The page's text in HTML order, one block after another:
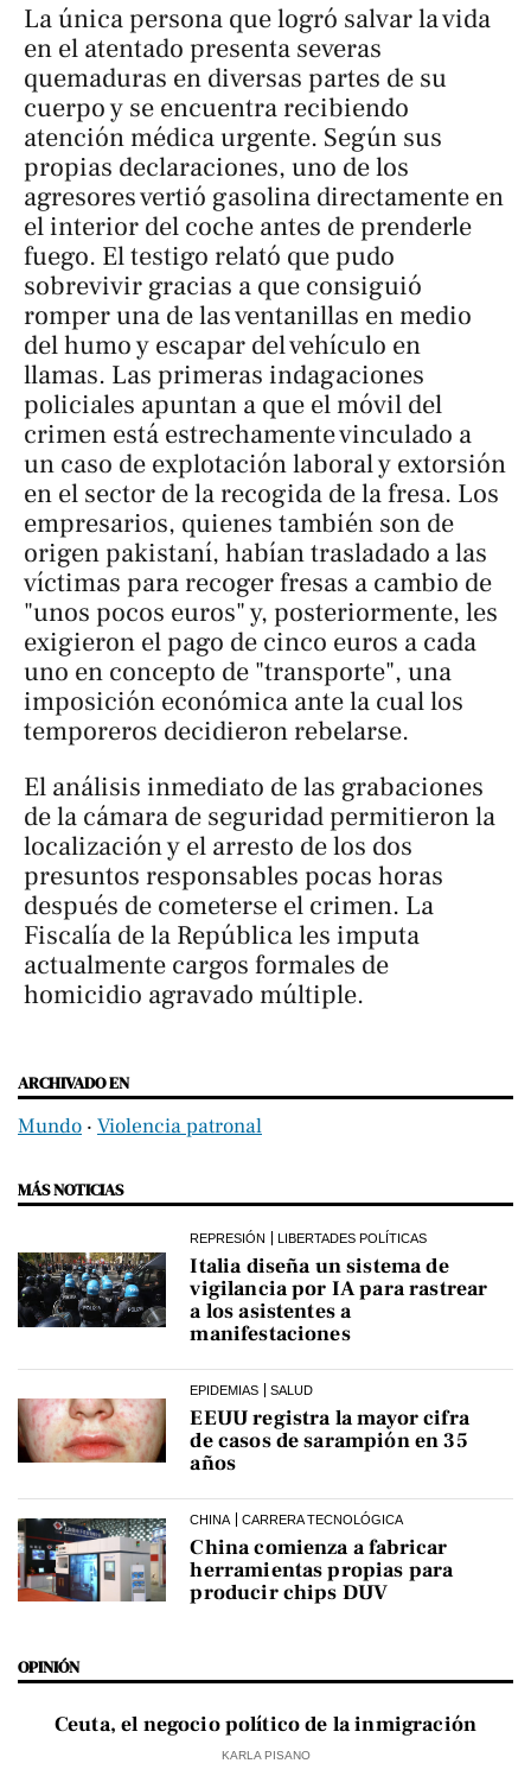
La única persona que logró salvar la vida
en el atentado presenta severas
quemaduras en diversas partes de su
cuerpo y se encuentra recibiendo
atención médica urgente. Según sus
propias declaraciones, uno de los
agresores vertió gasolina directamente en
el interior del coche antes de prenderle
fuego. El testigo relató que pudo
sobrevivir gracias a que consiguió
romper una de las ventanillas en medio
del humo y escapar del vehículo en
llamas. Las primeras indagaciones
policiales apuntan a que el móvil del
crimen está estrechamente vinculado a
un caso de explotación laboral y extorsión
en el sector de la recogida de la fresa. Los
empresarios, quienes también son de
origen pakistaní, habían trasladado a las
víctimas para recoger fresas a cambio de
"unos pocos euros" y, posteriormente, les
exigieron el pago de cinco euros a cada
uno en concepto de "transporte", una
imposición económica ante la cual los
temporeros decidieron rebelarse.
El análisis inmediato de las grabaciones
de la cámara de seguridad permitieron la
localización y el arresto de los dos
presuntos responsables pocas horas
después de cometerse el crimen. La
Fiscalía de la República les imputa
actualmente cargos formales de
homicidio agravado múltiple.
ARCHIVADO EN
Mundo ‧ Violencia patronal
MÁS NOTICIAS
REPRESIÓN LIBERTADES POLÍTICAS
Italia diseña un sistema de
vigilancia por IA para rastrear
a los asistentes a
manifestaciones
EPIDEMIAS SALUD
EEUU registra la mayor cifra
de casos de sarampión en 35
años
CHINA CARRERA TECNOLÓGICA
China comienza a fabricar
herramientas propias para
producir chips DUV
OPINIÓN
Ceuta, el negocio político de la inmigración
KARLA PISANO